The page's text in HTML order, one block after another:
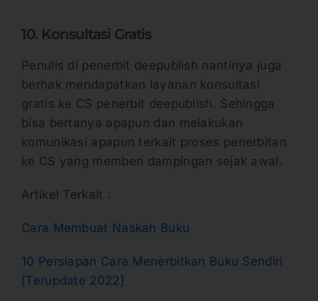
10. Konsultasi Gratis
Penulis di penerbit deepublish nantinya juga
berhak mendapatkan layanan konsultasi
gratis ke CS penerbit deepublish. Sehingga
bisa bertanya apapun dan melakukan
komunikasi apapun terkait proses penerbitan
ke CS yang memberi dampingan sejak awal.
Artikel Terkait :
Cara Membuat Naskah Buku
10 Persiapan Cara Menerbitkan Buku Sendiri
[Terupdate 2022]